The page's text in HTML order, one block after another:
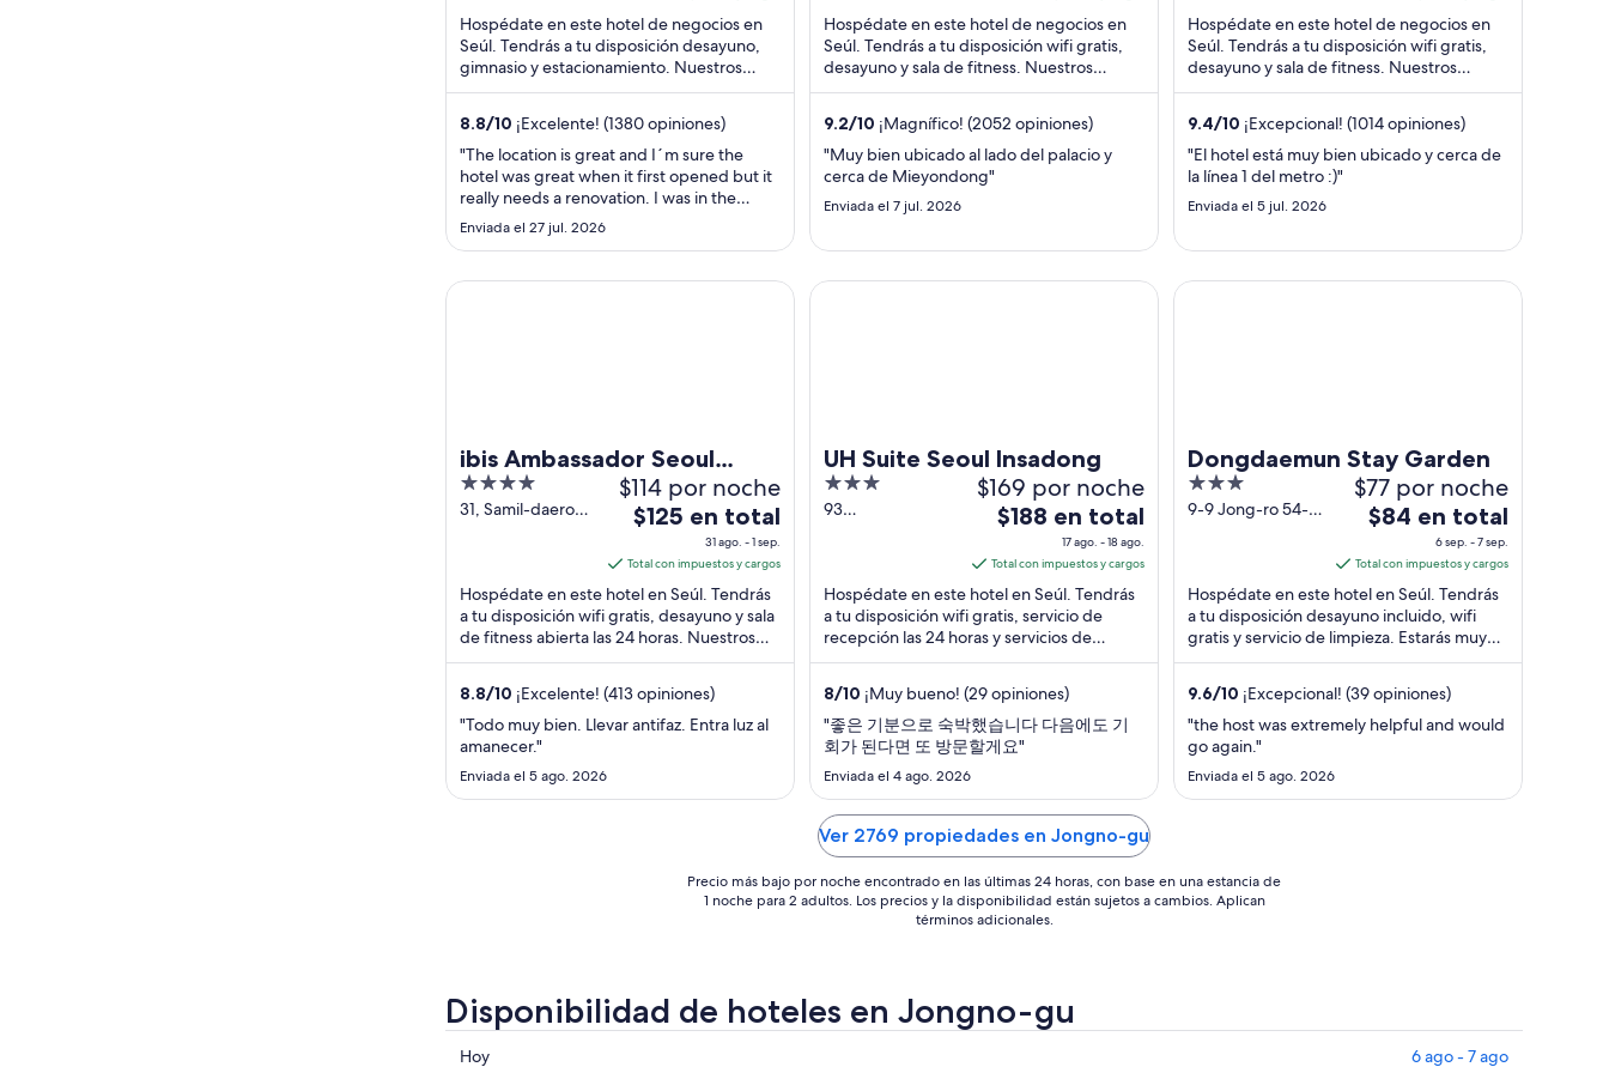
de
$138
en
total
por
noche
del
30
al
Hospédate en este hotel de negocios en
Seúl. Tendrás a tu disposición desayuno,
gimnasio y estacionamiento. Nuestros
huéspedes destacan la atención del
8.8/10 ¡Excelente! (1380 opiniones)
"The location is great and I´m sure the
hotel was great when it first opened but it
really needs a renovation. I was in the
upper floor, where the rooms are
supposed to be better and even so, all the
feels too tired, a bit of paint would make
Enviada el 27 jul. 2026
de
$165
en
total
por
noche
del
al
Hospédate en este hotel de negocios en
Seúl. Tendrás a tu disposición wifi gratis,
desayuno y sala de fitness. Nuestros
huéspedes destacan la atención del
9.2/10 ¡Magnífico! (2052 opiniones)
"Muy bien ubicado al lado del palacio y
cerca de Mieyondong"
Enviada el 7 jul. 2026
de
$133
en
total
por
noche
del
al
Hospédate en este hotel de negocios en
Seúl. Tendrás a tu disposición wifi gratis,
desayuno y sala de fitness. Nuestros
huéspedes destacan la atención del
9.4/10 ¡Excepcional! (1014 opiniones)
"El hotel está muy bien ubicado y cerca de
la línea 1 del metro :)"
Enviada el 5 jul. 2026
ibis Ambassador Seoul
Insadong (Newly renovated
in 2025)
4
out
31, Samil-daero
$114 por noche
El
es
de
$125
en
total
por
noche
del
$125 en total
31 ago. - 1 sep.
Total con impuestos y cargos
Hospédate en este hotel en Seúl. Tendrás
a tu disposición wifi gratis, desayuno y sala
de fitness abierta las 24 horas. Nuestros
huéspedes destacan la atención ...
8.8/10 ¡Excelente! (413 opiniones)
"Todo muy bien. Llevar antifaz. Entra luz al
amanecer."
Enviada el 5 ago. 2026
ibis Ambassador Seoul Insadong (Newly renovated in 2025)
UH Suite Seoul Insadong
3
out
93
$169 por noche
El
es
de
$188
en
total
por
noche
del
al
18
ago
$188 en total
17 ago. - 18 ago.
Total con impuestos y cargos
Hospédate en este hotel en Seúl. Tendrás
a tu disposición wifi gratis, servicio de
recepción las 24 horas y servicios de
concierge. Estarás muy cerca de
8/10 ¡Muy bueno! (29 opiniones)
"좋은 기분으로 숙박했습니다 다음에도 기
회가 된다면 또 방문할게요"
Enviada el 4 ago. 2026
UH Suite Seoul Insadong
Dongdaemun Stay Garden
3
out
9-9 Jong-ro 54-
$77 por noche
El
es
de
$84
en
total
por
noche
del
$84 en total
6 sep. - 7 sep.
Total con impuestos y cargos
Hospédate en este hotel en Seúl. Tendrás
a tu disposición desayuno incluido, wifi
gratis y servicio de limpieza. Estarás muy
cerca de atracciones como Parque ...
9.6/10 ¡Excepcional! (39 opiniones)
"the host was extremely helpful and would
go again."
Enviada el 5 ago. 2026
Dongdaemun Stay Garden
Ver 2769 propiedades en Jongno-gu
Precio más bajo por noche encontrado en las últimas 24 horas, con base en una estancia de
1 noche para 2 adultos. Los precios y la disponibilidad están sujetos a cambios. Aplican
términos adicionales.
Disponibilidad de hoteles en Jongno-gu
Consultar
Hoy 6 ago - 7 ago